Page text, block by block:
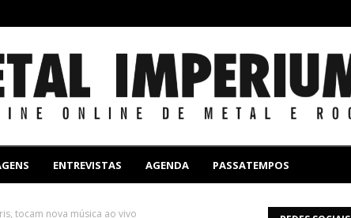
ENTREVISTAS AGENDA PASSATEMPOS
tocam nova música ao vivo